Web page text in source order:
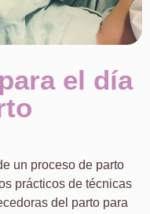
el día
un proceso de parto
prácticos de técnicas
del parto para